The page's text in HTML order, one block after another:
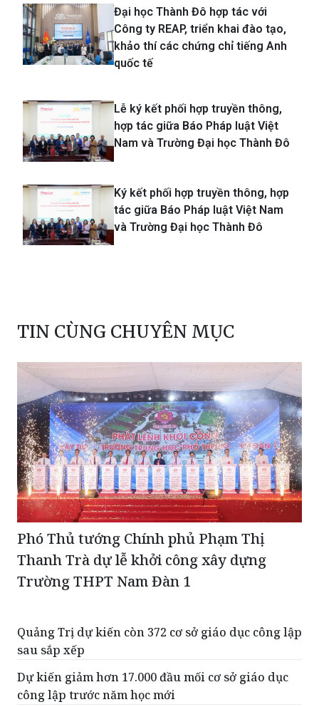
Đại học Thành Đô hợp tác với
Công ty REAP, triển khai đào tạo,
khảo thí các chứng chỉ tiếng Anh
quốc tế
Lễ ký kết phối hợp truyền thông,
hợp tác giữa Báo Pháp luật Việt
Nam và Trường Đại học Thành Đô
Ký kết phối hợp truyền thông, hợp
tác giữa Báo Pháp luật Việt Nam
và Trường Đại học Thành Đô
TIN CÙNG CHUYÊN MỤC
Phó Thủ tướng Chính phủ Phạm Thị
Thanh Trà dự lễ khởi công xây dựng
Trường THPT Nam Đàn 1
Quảng Trị dự kiến còn 372 cơ sở giáo dục công lập
sau sắp xếp
Dự kiến giảm hơn 17.000 đầu mối cơ sở giáo dục
công lập trước năm học mới